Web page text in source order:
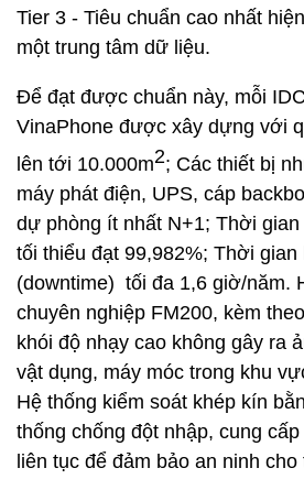
Tier 3 - Tiêu chuẩn cao nhất
một trung tâm dữ liệu.
Để đạt được chuẩn này, mỗi
VinaPhone được xây dựng với
lên tới 10.000m2; Các thiết bị
máy phát điện, UPS, cáp
dự phòng ít nhất N+1; Thời
tối thiểu đạt 99,982%; Thời
(downtime) tối đa 1,6 giờ/năm.
chuyên nghiệp FM200, kèm
khói độ nhạy cao không gây ra
vật dụng, máy móc trong khu
Hệ thống kiểm soát khép kín
thống chống đột nhập, cung
liên tục để đảm bảo an ninh